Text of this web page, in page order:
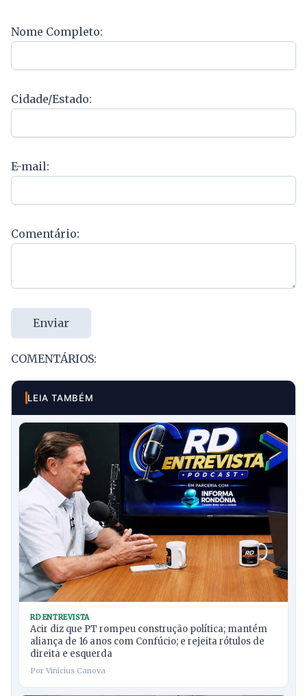
Nome Completo:
Cidade/Estado:
E-mail:
Comentário:
Enviar
COMENTÁRIOS:
LEIA TAMBÉM
RD ENTREVISTA
Acir diz que PT rompeu construção política; mantém
aliança de 16 anos com Confúcio; e rejeita rótulos de
direita e esquerda
Por Vinicius Canova